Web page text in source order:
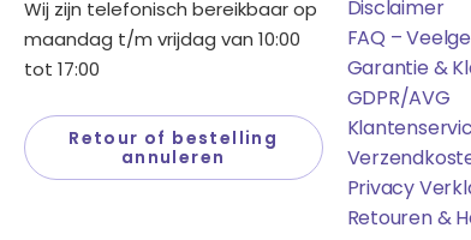
Wij zijn telefonisch bereikbaar op
maandag t/m vrijdag van 10:00
tot 17:00
Retour of bestelling
annuleren
Disclaimer
FAQ –
Garantie &
GDPR/AVG
Privacy
Retouren &